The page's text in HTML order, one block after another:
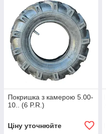
Покришка з камерою 5.00-
10.. (6 P.R.)
Ціну уточнюйте